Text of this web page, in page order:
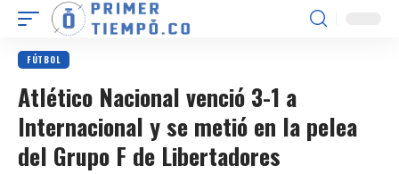
FÚTBOL
Atlético Nacional venció 3-1 a
Internacional y se metió en la pelea
del Grupo F de Libertadores